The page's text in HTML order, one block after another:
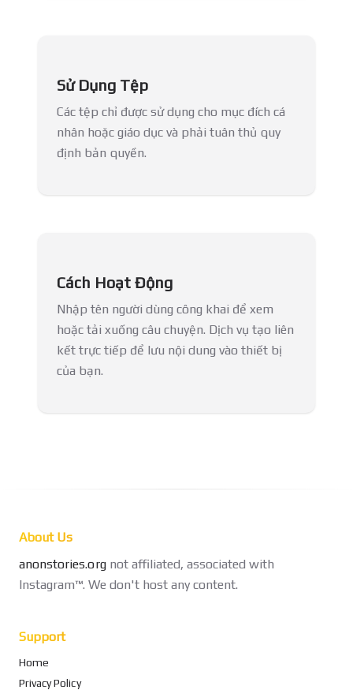
Sử Dụng Tệp
Các tệp chỉ được sử dụng cho mục đích cá
nhân hoặc giáo dục và phải tuân thủ quy
định bản quyền.
Cách Hoạt Động
Nhập tên người dùng công khai để xem
hoặc tải xuống câu chuyện. Dịch vụ tạo liên
kết trực tiếp để lưu nội dung vào thiết bị
của bạn.
About Us
anonstories.orgnot affiliated, associated with
Instagram™. We don't host any content.
Support
Home
Privacy Policy